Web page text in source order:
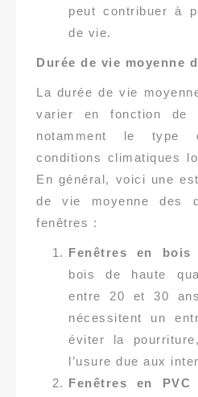
peut contribuer à
de vie.
Durée de vie moyenne
La durée de vie
varier en fonction de
notamment le type
conditions climatiques
En général, voici une
de vie moyenne des
fenêtres :
Fenêtres en bois
bois de haute
entre 20 et 30
nécessitent un
éviter la
l’usure due aux
Fenêtres en PVC